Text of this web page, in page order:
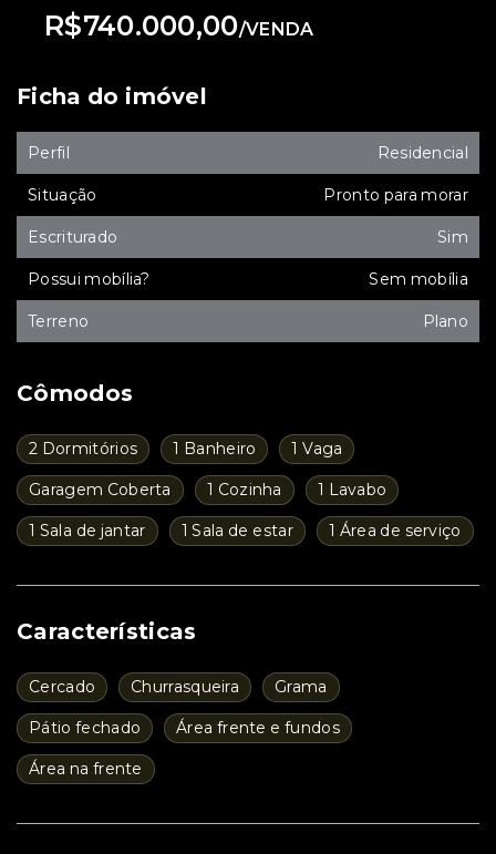
R$740.000,00/VENDA
Cômodos
2 Dormitórios 1 Banheiro 1 Vaga
Garagem Coberta 1 Cozinha 1 Lavabo
1 Sala de jantar 1 Sala de estar 1 Área de serviço
Características
Cercado Churrasqueira Grama
Pátio fechado Área frente e fundos
Área na frente
Ficha do imóvel
Perfil Residencial
Situação Pronto para morar
Escriturado Sim
Possui mobília? Sem mobília
Terreno Plano